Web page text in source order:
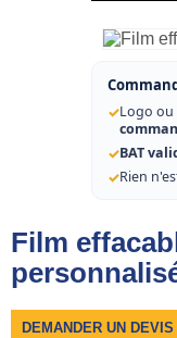
✓Logo ou
✓BAT
✓Rien
Film
DEMANDER UN DEVIS